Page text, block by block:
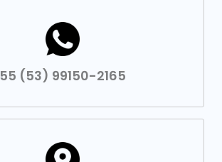
55 (53) 99150-2165